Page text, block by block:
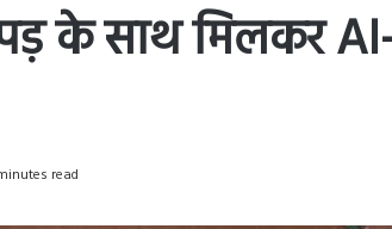
के साथ मिलकर
read